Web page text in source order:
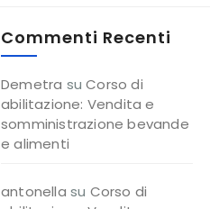
Commenti Recenti
Demetra suCorso di
abilitazione: Vendita e
somministrazione bevande
e alimenti
antonella su Corso di